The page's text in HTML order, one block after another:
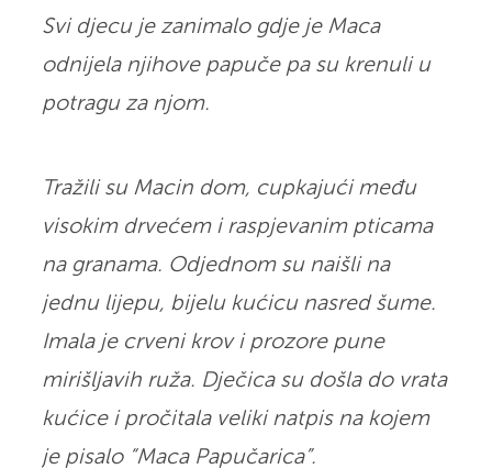
Svi djecu je zanimalo gdje je Maca
odnijela njihove papuče pa su krenuli u
potragu za njom.
Tražili su Macin dom, cupkajući među
visokim drvećem i raspjevanim pticama
na granama. Odjednom su naišli na
jednu lijepu, bijelu kućicu nasred šume.
Imala je crveni krov i prozore pune
mirišljavih ruža. Dječica su došla do vrata
kućice i pročitala veliki natpis na kojem
je pisalo “Maca Papučarica”.